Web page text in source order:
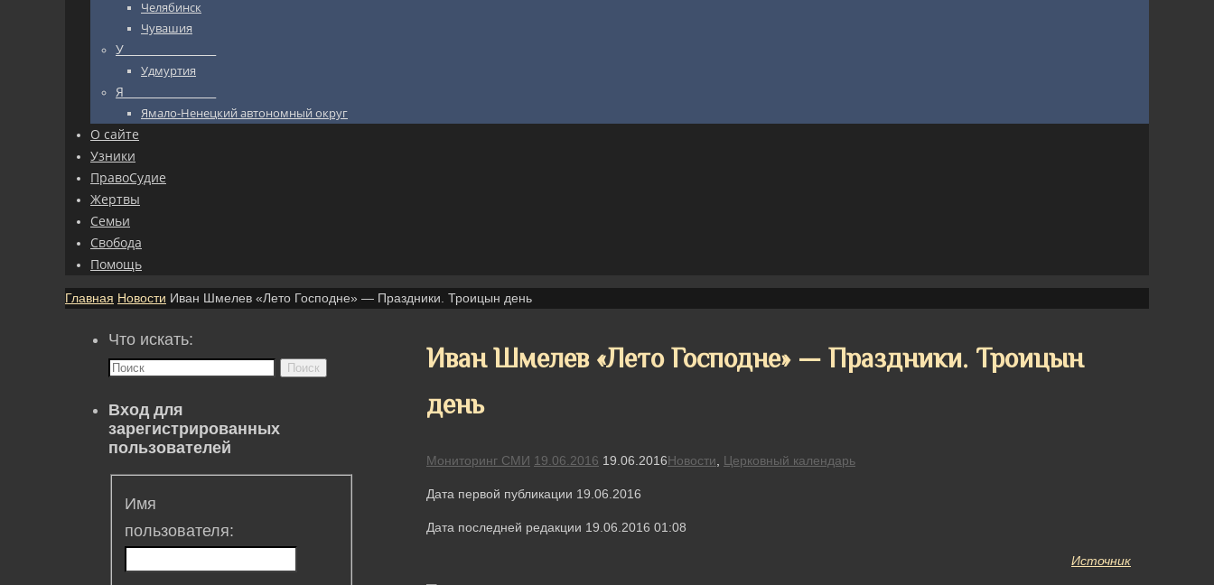
Челябинск
Чувашия
У_________________
Удмуртия
Я_________________
Ямало-Ненецкий автономный округ
О сайте
Узники
ПравоСудие
Жертвы
Семьи
Свобода
Помощь
Главная Новости Иван Шмелев «Лето Господне» — Праздники. Троицын день
Иван Шмелев «Лето Господне» — Праздники. Троицын
день
Мониторинг СМИ 19.06.2016 19.06.2016Новости Церковный календарь
Дата первой публикации 19.06.2016
Дата последней редакции 19.06.2016 01:08
Источник
Что искать:
Поиск
Вход для
зарегистрированных
пользователей
Имя
пользователя: